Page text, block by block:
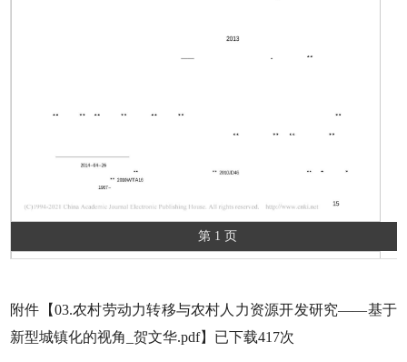
第 1 页
附件【03.农村劳动力转移与农村人力资源开发研究——基于
新型城镇化的视角_贺文华.pdf】已下载417次